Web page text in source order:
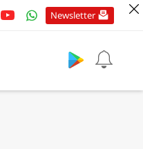
Newsletter